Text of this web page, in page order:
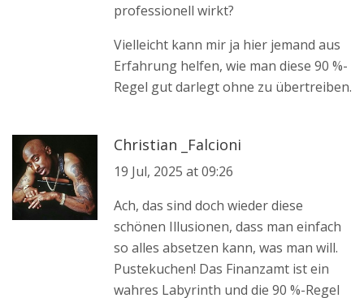
professionell wirkt?
Vielleicht kann mir ja hier jemand aus
Erfahrung helfen, wie man diese 90 %-
Regel gut darlegt ohne zu übertreiben.
Christian _Falcioni
19 Jul, 2025 at 09:26
Ach, das sind doch wieder diese
schönen Illusionen, dass man einfach
so alles absetzen kann, was man will.
Pustekuchen! Das Finanzamt ist ein
wahres Labyrinth und die 90 %-Regel